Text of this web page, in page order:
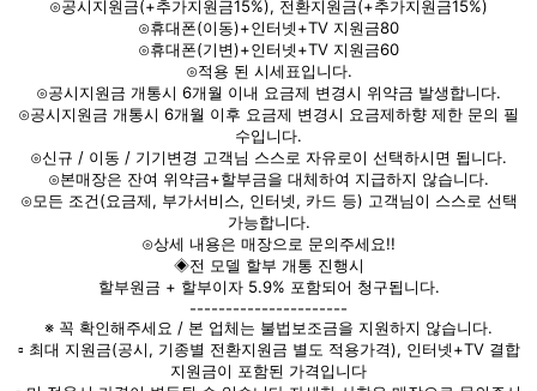
⊙공시지원금(+추가지원금15%), 전환지원금(+추가지원금15%)
⊙휴대폰(이동)+인터넷+TV 지원금80
⊙휴대폰(기변)+인터넷+TV 지원금60
⊙적용 된 시세표입니다.
⊙공시지원금 개통시 6개월 이내 요금제 변경시 위약금 발생합니다.
⊙공시지원금 개통시 6개월 이후 요금제 변경시 요금제하향 제한 문의 필
수입니다.
⊙신규 / 이동 / 기기변경 고객님 스스로 자유로이 선택하시면 됩니다.
⊙본매장은 잔여 위약금+할부금을 대체하여 지급하지 않습니다.
⊙모든 조건(요금제, 부가서비스, 인터넷, 카드 등) 고객님이 스스로 선택
가능합니다.
⊙상세 내용은 매장으로 문의주세요!!
◈전 모델 할부 개통 진행시
할부원금 + 할부이자 5.9% 포함되어 청구됩니다.
----------------------
※ 꼭 확인해주세요 / 본 업체는 불법보조금을 지원하지 않습니다.
▫ 최대 지원금(공시, 기종별 전환지원금 별도 적용가격), 인터넷+TV 결합
지원금이 포함된 가격입니다